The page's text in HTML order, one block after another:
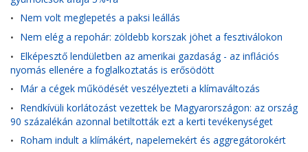
• Nem volt meglepetés a paksi leállás
• Nem elég a repohár: zöldebb korszak jöhet a fesztiválokon
• Elképesztő lendületben az amerikai gazdaság - az inflációs
nyomás ellenére a foglalkoztatás is erősödött
• Már a cégek működését veszélyezteti a klímaváltozás
• Rendkívüli korlátozást vezettek be Magyarországon: az ország
90 százalékán azonnal betiltották ezt a kerti tevékenységet
• Roham indult a klímákért, napelemekért és aggregátorokért